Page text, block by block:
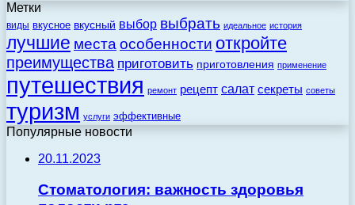
Метки
виды вкусное вкусный выбор выбрать идеальное история
лучшие местаособенности откройте
преимущества приготовить приготовления применение
путешествия ремонт рецепт салат секреты советы
туризм услуги эффективные
Популярные новости
20.11.2023
Стоматология: важность здоровья